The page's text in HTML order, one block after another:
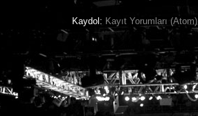
Kaydol: Kayıt Yorumları (Atom)